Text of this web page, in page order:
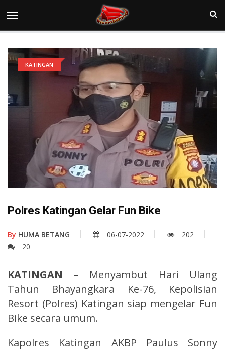
KATINGAN
Polres Katingan Gelar Fun Bike
By HUMA BETANG 06-07-2022
202
20
KATINGAN – Menyambut Hari Ulang
Tahun Bhayangkara Ke-76, Kepolisian
Resort (Polres) Katingan siap mengelar Fun
Bike secara umum.
Kapolres Katingan AKBP Paulus Sonny